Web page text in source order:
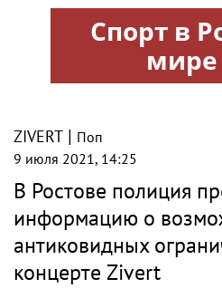
ZIVERT | Поп
9 июля 2021, 14:25
В Ростове полиция
информацию о
антиковидных
концерте Zivert
Спорт в
мире